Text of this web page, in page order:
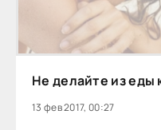
Не делайте из еды
13 фев 2017, 00:27